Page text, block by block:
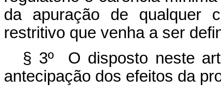
da apuração de qualquer
restritivo que venha a ser
§ 3º O disposto neste
antecipação dos efeitos da